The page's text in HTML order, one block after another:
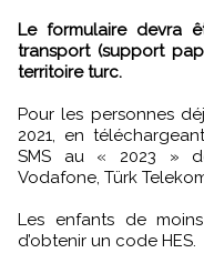
Le formulaire devra
transport (support
territoire turc.
Pour les personnes
2021, en
SMS au « 2023 »
Vodafone, Türk
Les enfants de
d’obtenir un code HES.